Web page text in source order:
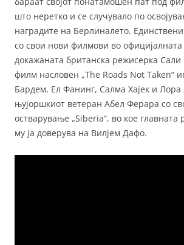
што неретко и се случувало по
наградите на Берлиналето.
со свои нови филмови во официјалната
докажаната британска режисерка Сали
филм насловен „The Roads Not Taken“
Бардем, Ел Фанинг, Салма Хајек и
њујоршкиот ветеран Абел Ферара со
остварување „Siberia“, во кое главната
му ја доверува на Вилјем Дафо.